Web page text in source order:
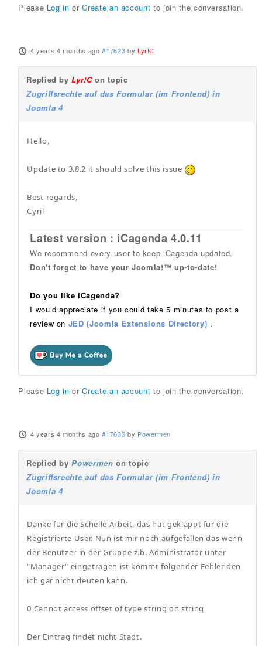
Please Log in orCreate an account to join the conversation.
4 years 4 months ago #17623 by Lyr!C
Replied byLyr!Con topic
Zugriffsrechte auf das Formular (im Frontend) in
Joomla 4
Hello,
Update to 3.8.2 it should solve this issue
Best regards,
Cyril
Latest version : iCagenda 4.0.11
We recommend every user to keep iCagenda updated.
Don't forget to have your Joomla!™ up-to-date!
Do you like iCagenda?
I would appreciate if you could take 5 minutes to post a
review on JED (Joomla Extensions Directory) .
Please Log in orCreate an account to join the conversation.
4 years 4 months ago #17633 by Powermen
Replied byPowermen on topic
Zugriffsrechte auf das Formular (im Frontend) in
Joomla 4
Danke für die Schelle Arbeit, das hat geklappt für die
Registrierte User. Nun ist mir noch aufgefallen das wenn
der Benutzer in der Gruppe z.b. Administrator unter
"Manager" eingetragen ist kommt folgender Fehler den
ich gar nicht deuten kann.
0 Cannot access offset of type string on string
Der Eintrag findet nicht Stadt.